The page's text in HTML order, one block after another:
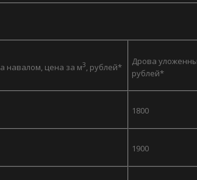
навалом, цена за м3, рублей*
Дрова
рублей*
1800
1900